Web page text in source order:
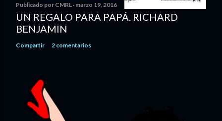
Publicado por CMRL marzo 19, 2016
UN REGALO PARA PAPÁ. RICHARD
BENJAMIN
Compartir 2 comentarios